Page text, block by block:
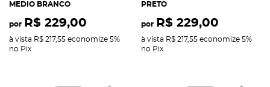
MEDIO BRANCO
por R$ 229,00
à vista R$ 217,55 economize 5%
no Pix
PRETO
por R$ 229,00
à vista R$ 217,55 economize 5%
no Pix